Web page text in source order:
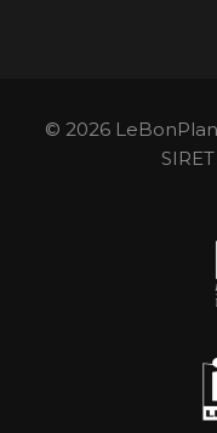
© 2026